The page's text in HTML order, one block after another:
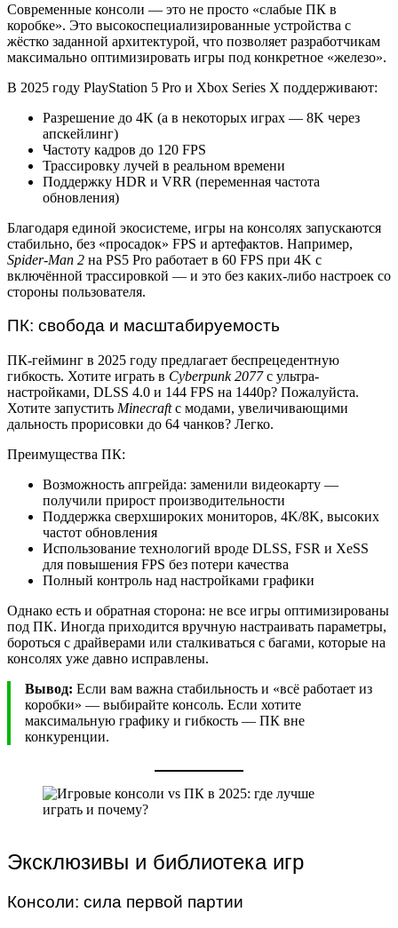
Современные консоли — это не просто «слабые ПК в
коробке». Это высокоспециализированные устройства с
жёстко заданной архитектурой, что позволяет разработчикам
максимально оптимизировать игры под конкретное «железо».
В 2025 году PlayStation 5 Pro и Xbox Series X поддерживают:
Разрешение до 4K (а в некоторых играх — 8K через
апскейлинг)
Частоту кадров до 120 FPS
Трассировку лучей в реальном времени
Поддержку HDR и VRR (переменная частота
обновления)
Благодаря единой экосистеме, игры на консолях запускаются
стабильно, без «просадок» FPS и артефактов. Например,
Spider-Man 2 на PS5 Pro работает в 60 FPS при 4K с
включённой трассировкой — и это без каких-либо настроек со
стороны пользователя.
ПК: свобода и масштабируемость
ПК-гейминг в 2025 году предлагает беспрецедентную
гибкость. Хотите играть в Cyberpunk 2077с ультра-
настройками, DLSS 4.0 и 144 FPS на 1440p? Пожалуйста.
Хотите запустить Minecraftс модами, увеличивающими
дальность прорисовки до 64 чанков? Легко.
Преимущества ПК:
Возможность апгрейда: заменили видеокарту —
получили прирост производительности
Поддержка сверхшироких мониторов, 4K/8K, высоких
частот обновления
Использование технологий вроде DLSS, FSR и XeSS
для повышения FPS без потери качества
Полный контроль над настройками графики
Однако есть и обратная сторона: не все игры оптимизированы
под ПК. Иногда приходится вручную настраивать параметры,
бороться с драйверами или сталкиваться с багами, которые на
консолях уже давно исправлены.
Вывод: Если вам важна стабильность и «всё работает из
коробки» — выбирайте консоль. Если хотите
максимальную графику и гибкость — ПК вне
конкуренции.
Эксклюзивы и библиотека игр
Консоли: сила первой партии